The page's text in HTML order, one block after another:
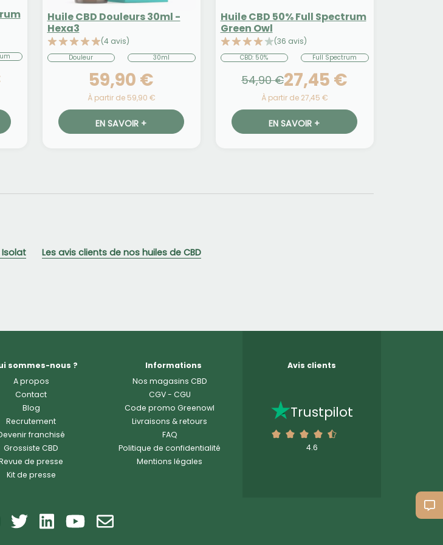
Huile CBD Douleurs 30ml -
Hexa3
(4 avis)
Douleur 30ml
59,90 €
À partir de 59,90 €
EN SAVOIR +
Huile CBD 50% Full Spectrum
Green Owl
(36 avis)
CBD: 50% Full Spectrum
54,90 €27,45 €
À partir de 27,45 €
EN SAVOIR +
Isolat
Les avis clients de nos huiles de CBD
sommes-nous ?
A propos
Contact
Blog
Recrutement
franchisé
Grossiste CBD
de presse
Kit de presse
Informations
Nos magasins CBD
CGV- CGU
Code promo Greenowl
Livraisons & retours
FAQ
Politique de confidentialité
Mentions légales
Avis clients
Trustpilot
4.6
X LinkedInYouTube
Contact